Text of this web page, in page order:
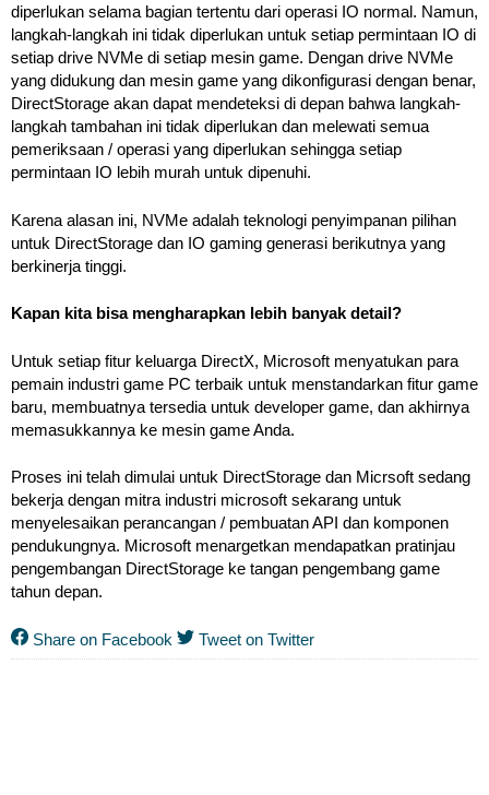
diperlukan selama bagian tertentu dari operasi IO normal. Namun,
langkah-langkah ini tidak diperlukan untuk setiap permintaan IO di
setiap drive NVMe di setiap mesin game. Dengan drive NVMe
yang didukung dan mesin game yang dikonfigurasi dengan benar,
DirectStorage akan dapat mendeteksi di depan bahwa langkah-
langkah tambahan ini tidak diperlukan dan melewati semua
pemeriksaan / operasi yang diperlukan sehingga setiap
permintaan IO lebih murah untuk dipenuhi.
Karena alasan ini, NVMe adalah teknologi penyimpanan pilihan
untuk DirectStorage dan IO gaming generasi berikutnya yang
berkinerja tinggi.
Kapan kita bisa mengharapkan lebih banyak detail?
Untuk setiap fitur keluarga DirectX, Microsoft menyatukan para
pemain industri game PC terbaik untuk menstandarkan fitur game
baru, membuatnya tersedia untuk developer game, dan akhirnya
memasukkannya ke mesin game Anda.
Proses ini telah dimulai untuk DirectStorage dan Micrsoft sedang
bekerja dengan mitra industri microsoft sekarang untuk
menyelesaikan perancangan / pembuatan API dan komponen
pendukungnya. Microsoft menargetkan mendapatkan pratinjau
pengembangan DirectStorage ke tangan pengembang game
tahun depan.
Share on Facebook Tweet on Twitter